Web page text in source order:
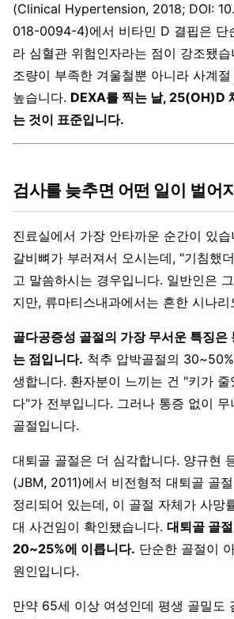
(Clinical Hypertension, 2018; DOI:
018-0094-4)에서 비타민 D 결핍은 단
라 심혈관 위험인자라는 점이 강조됐
조량이 부족한 겨울철뿐 아니라 사계
높습니다. DEXA를 찍는 날, 25(OH)D
는 것이 표준입니다.
검사를 늦추면 어떤 일이 벌어
진료실에서 가장 안타까운 순간이 있
갈비뼈가 부러져서 오시는데, "기침했
고 말씀하시는 경우입니다. 일반인은
지만, 류마티스내과에서는 흔한 시나리
골다공증성 골절의 가장 무서운 특징은
는 점입니다. 척추 압박골절의
생합니다. 환자분이 느끼는 건 "키가 줄
다"가 전부입니다. 그러나 통증 없이
골절입니다.
대퇴골 골절은 더 심각합니다. 양규현
(JBM, 2011)에서 비전형적 대퇴골 골
정리되어 있는데, 이 골절 자체가 사망
대 사건임이 확인됐습니다. 대퇴골 골
20~25%에 이릅니다. 단순한 골절이
원인입니다.
만약 65세 이상 여성인데 평생 골밀도